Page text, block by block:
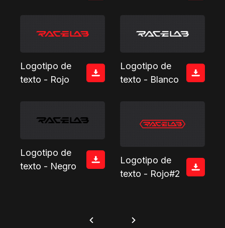
Logotipo de
texto - Rojo
Logotipo de
texto - Blanco
Logotipo de
texto - Negro
Logotipo de
texto - Rojo#2